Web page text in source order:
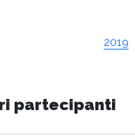
2019
partecipanti